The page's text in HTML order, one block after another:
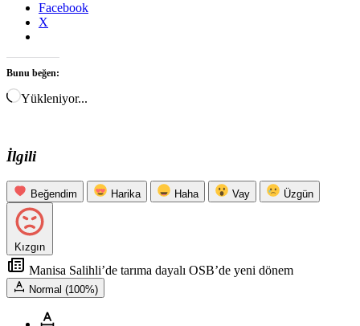
Facebook
X
Bunu beğen:
Yükleniyor...
İlgili
Beğendim Harika Haha Vay Üzgün
Kızgın
Manisa Salihli’de tarıma dayalı OSB’de yeni dönem
Normal (100%)